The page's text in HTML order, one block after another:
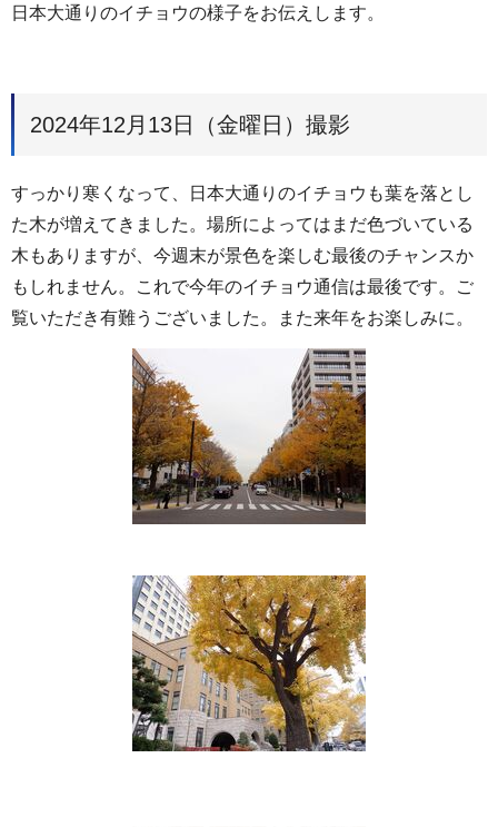
日本大通りのイチョウの様子をお伝えします。
2024年12月13日（金曜日）撮影
すっかり寒くなって、日本大通りのイチョウも葉を落とし
た木が増えてきました。場所によってはまだ色づいている
木もありますが、今週末が景色を楽しむ最後のチャンスか
もしれません。これで今年のイチョウ通信は最後です。ご
覧いただき有難うございました。また来年をお楽しみに。